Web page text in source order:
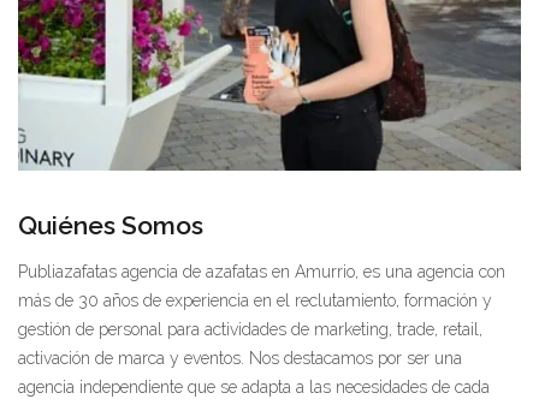
Quiénes Somos
Publiazafatas agencia de azafatas en Amurrio, es una agencia con
más de 30 años de experiencia en el reclutamiento, formación y
gestión de personal para actividades de marketing, trade, retail,
activación de marca y eventos. Nos destacamos por ser una
agencia independiente que se adapta a las necesidades de cada